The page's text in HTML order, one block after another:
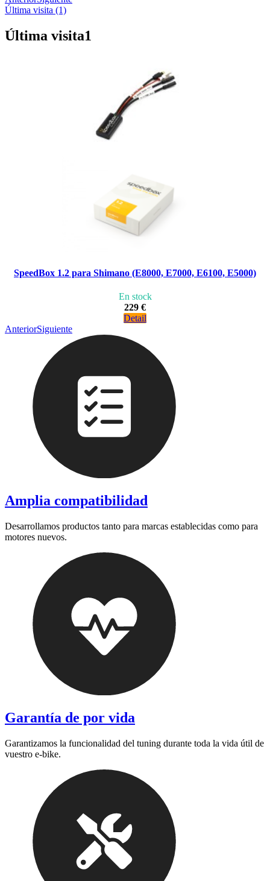
Última visita (1)
Última visita1
SpeedBox 1.2 para Shimano (E8000, E7000, E6100, E5000)
En stock
229 €
Detail
AnteriorSiguiente
Amplia compatibilidad
Desarrollamos productos tanto para marcas establecidas como para
motores nuevos.
Garantía de por vida
Garantizamos la funcionalidad del tuning durante toda la vida útil de
vuestro e-bike.